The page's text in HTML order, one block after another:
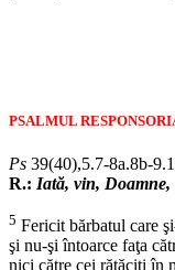
PSALMUL
Ps 39(40),5.7-8a.8b-
R.: Iată, vin,
5 Fericit bărbatul care
şi nu-şi întoarce faţa
nici către cei rătăciţi în